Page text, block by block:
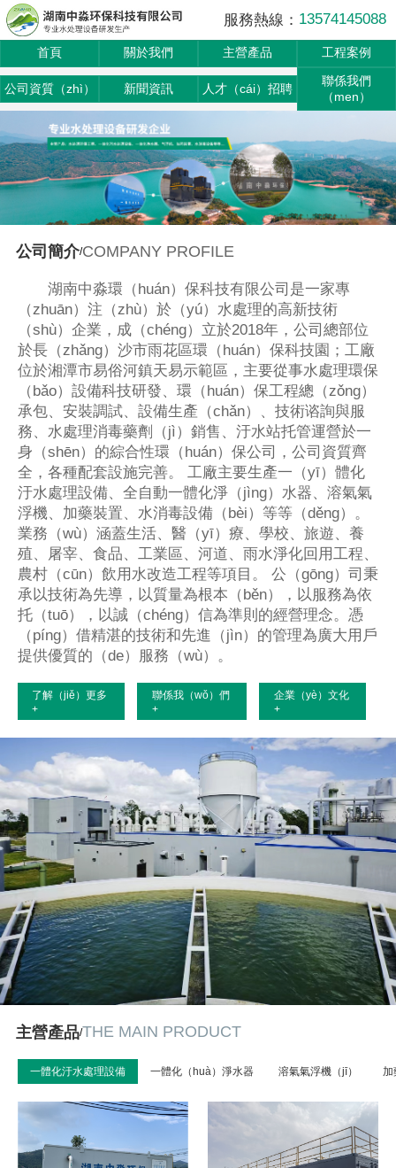
服務熱線： 13574145088
首頁 關於我們 主營產品 工程案例
公司資質（zhì） 新聞資訊 人才（cái）招聘
聯係我們
（men）
公司簡介/COMPANY PROFILE
湖南中淼環（huán）保科技有限公司是一家專
（zhuān）注（zhù）於（yú）水處理的高新技術
（shù）企業，成（chéng）立於2018年，公司總部位
於長（zhǎng）沙市雨花區環（huán）保科技園；工廠
位於湘潭市易俗河鎮天易示範區，主要從事水處理環保
（bǎo）設備科技研發、環（huán）保工程總（zǒng）
承包、安裝調試、設備生產（chǎn）、技術谘詢與服
務、水處理消毒藥劑（jì）銷售、汙水站托管運營於一
身（shēn）的綜合性環（huán）保公司，公司資質齊
全，各種配套設施完善。 工廠主要生產一（yī）體化
汙水處理設備、全自動一體化淨（jìng）水器、溶氣氣
浮機、加藥裝置、水消毒設備（bèi）等等（děng）。
業務（wù）涵蓋生活、醫（yī）療、學校、旅遊、養
殖、屠宰、食品、工業區、河道、雨水淨化回用工程、
農村（cūn）飲用水改造工程等項目。 公（gōng）司秉
承以技術為先導，以質量為根本（běn），以服務為依
托（tuō），以誠（chéng）信為準則的經營理念。憑
（píng）借精湛的技術和先進（jìn）的管理為廣大用戶
提供優質的（de）服務（wù）。
了解（jiě）更多
+
聯係我（wǒ）們
+
企業（yè）文化
+
主營產品/THE MAIN PRODUCT
一體化汙水處理設備 一體化（huà）淨水器 溶氣氣浮機（jī） 加